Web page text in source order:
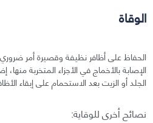
الوقاة
الحفاظ على أظافر نظيفة وقصيرة أمر
الإصابة بالأخماج في الأجزاء المتخربة
الجلد أو الزيت بعد الاستحمام على إبقاء
نصائح أخرى للوقاية: